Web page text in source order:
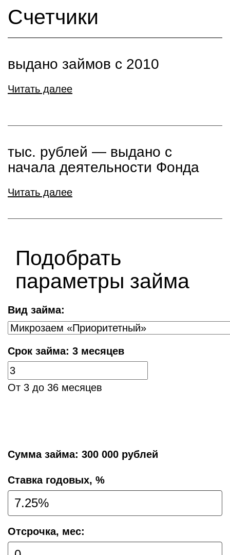
Счетчики
выдано займов с 2010
Читать далее
тыс. рублей ― выдано с
начала деятельности Фонда
Читать далее
Подобрать
параметры займа
Вид займа:
Срок займа: 3 месяцев
От 3 до 36 месяцев
Сумма займа: 300 000 рублей
Cтавка годовых, %
Отсрочка, мес: